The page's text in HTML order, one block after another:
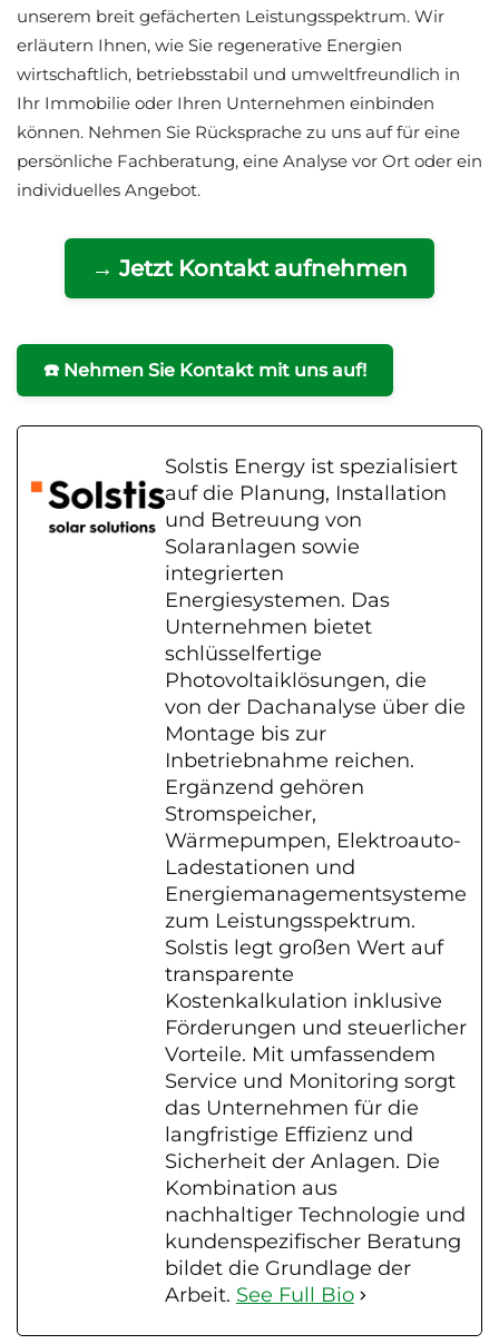
unserem breit gefächerten Leistungsspektrum. Wir
erläutern Ihnen, wie Sie regenerative Energien
wirtschaftlich, betriebsstabil und umweltfreundlich in
Ihr Immobilie oder Ihren Unternehmen einbinden
können. Nehmen Sie Rücksprache zu uns auf für eine
persönliche Fachberatung, eine Analyse vor Ort oder ein
individuelles Angebot.
→ Jetzt Kontakt aufnehmen
☎️ Nehmen Sie Kontakt mit uns auf!
Solstis Energy ist spezialisiert
auf die Planung, Installation
und Betreuung von
Solaranlagen sowie
integrierten
Energiesystemen. Das
Unternehmen bietet
schlüsselfertige
Photovoltaiklösungen, die
von der Dachanalyse über die
Montage bis zur
Inbetriebnahme reichen.
Ergänzend gehören
Stromspeicher,
Wärmepumpen, Elektroauto-
Ladestationen und
Energiemanagementsysteme
zum Leistungsspektrum.
Solstis legt großen Wert auf
transparente
Kostenkalkulation inklusive
Förderungen und steuerlicher
Vorteile. Mit umfassendem
Service und Monitoring sorgt
das Unternehmen für die
langfristige Effizienz und
Sicherheit der Anlagen. Die
Kombination aus
nachhaltiger Technologie und
kundenspezifischer Beratung
bildet die Grundlage der
Arbeit. See Full Bio